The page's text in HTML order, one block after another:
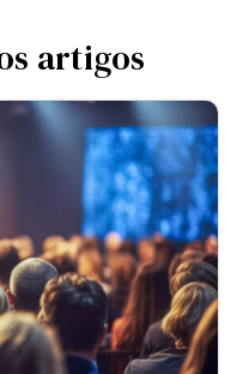
artigos